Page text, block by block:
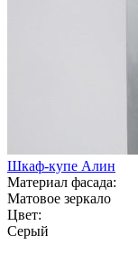
Шкаф-купе Алин
Материал фасада:
Матовое зеркало
Цвет:
Серый